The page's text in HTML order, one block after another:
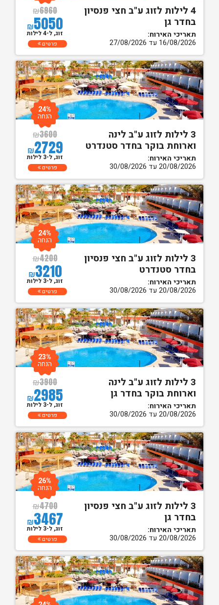
4 לילות לזוג ע"ב חצי פנסיון
בחדר גן
תאריכי האירוח:
16/08/2026 עד 27/08/2026
₪6960
₪5050
זוג, ל-4 לילות
פרטים
3 לילות לזוג ע"ב לינה
וארוחת בוקר בחדר סטנדרט
תאריכי האירוח:
20/08/2026 עד 30/08/2026
₪3600
₪2729
24%
הנחה
זוג, ל-3 לילות
פרטים
3 לילות לזוג ע"ב חצי פנסיון
בחדר סטנדרט
תאריכי האירוח:
20/08/2026 עד 30/08/2026
₪4200
₪3210
24%
הנחה
זוג, ל-3 לילות
פרטים
3 לילות לזוג ע"ב לינה
וארוחת בוקר בחדר גן
תאריכי האירוח:
20/08/2026 עד 30/08/2026
₪3900
₪2985
23%
הנחה
זוג, ל-3 לילות
פרטים
3 לילות לזוג ע"ב חצי פנסיון
בחדר גן
תאריכי האירוח:
20/08/2026 עד 30/08/2026
₪4700
₪3467
26%
הנחה
זוג, ל-3 לילות
פרטים